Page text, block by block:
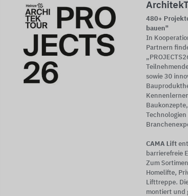
480+
bauen"
In
Partnern
sowie 30
CAMA Lift
barrierefreie
Zum
Homelifte,
Lifttreppe.
montiert und